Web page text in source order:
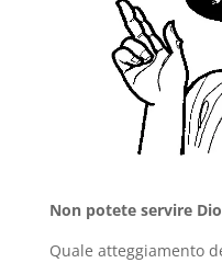
Non potete servire
Quale atteggiamento